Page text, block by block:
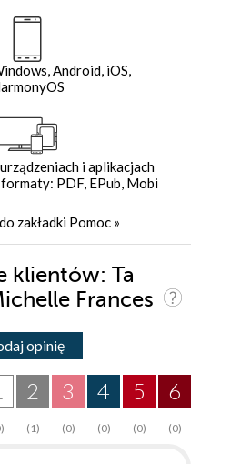
Android, iOS,
i aplikacjach
PDF, EPub, Mobi
zakładki Pomoc »
klientów: Ta
Frances
opinię
6
(0)
5
(0)
4
(0)
3
(0)
2
(1)